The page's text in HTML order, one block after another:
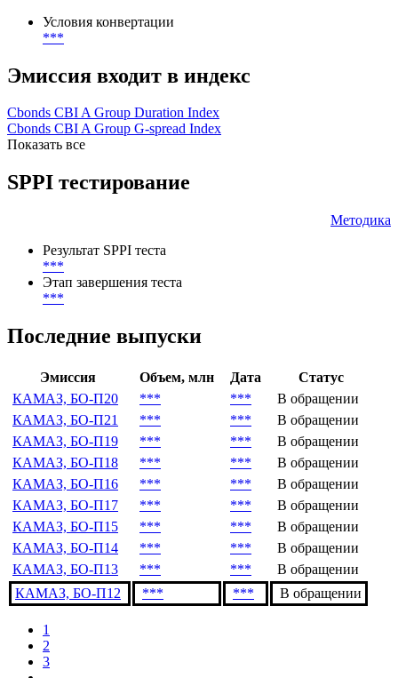
Конвертация и обмен
Условия конвертации
Эмиссия входит в индекс
Cbonds CBI A Group Duration Index
Cbonds CBI A Group G-spread Index
SPPI тестирование
Этап завершения теста
Последние выпуски
Эмиссия Объем, млн Дата
Статус
КАМАЗ, БО-П20
*** ***
В обращении
КАМАЗ, БО-П21
*** ***
В обращении
КАМАЗ, БО-П19
*** ***
В обращении
КАМАЗ, БО-П18
*** ***
В обращении
КАМАЗ, БО-П16
*** ***
В обращении
КАМАЗ, БО-П17
*** ***
В обращении
КАМАЗ, БО-П15
*** ***
В обращении
КАМАЗ, БО-П14
*** ***
В обращении
КАМАЗ, БО-П13
КАМАЗ, БО-П12